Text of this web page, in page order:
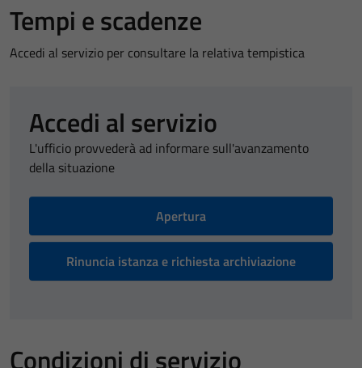
Tempi e scadenze
Accedi al servizio per consultare la relativa tempistica
Accedi al servizio
L'ufficio provvederà ad informare sull'avanzamento
della situazione
Apertura
Rinuncia istanza e richiesta archiviazione
Condizioni di servizio